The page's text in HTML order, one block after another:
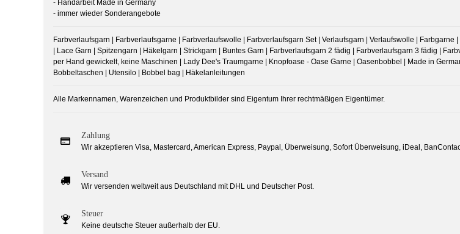
- Handarbeit Made in Germany
- immer wieder Sonderangebote
Farbverlaufsgarn | Farbverlaufsgarne | Farbverlaufswolle | Farbverlaufsgarn Set | Verlaufsgarn | Verlaufswolle |
| Lace Garn | Spitzengarn | Häkelgarn | Strickgarn | Buntes Garn | Farbverlaufsgarn 2 fädig | Farbverlaufsgarn 3 fädig |
per Hand gewickelt, keine Maschinen | Lady Dee's Traumgarne | Knopfoase - Oase Garne | Oasenbobbel | Made in
Bobbeltaschen | Utensilo | Bobbel bag | Häkelanleitungen
Alle Markennamen, Warenzeichen und Produktbilder sind Eigentum Ihrer rechtmäßigen Eigentümer.
Zahlung
Wir akzeptieren Visa, Mastercard, American Express, Paypal, Überweisung, Sofort Überweisung, iDeal,
Versand
Wir versenden weltweit aus Deutschland mit DHL und Deutscher Post.
Steuer
Keine deutsche Steuer außerhalb der EU.